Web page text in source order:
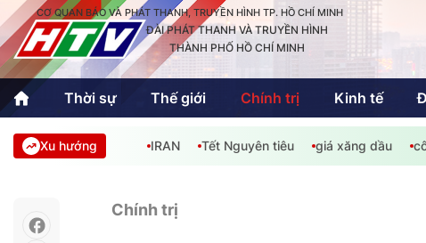
CƠ QUAN BÁO VÀ PHÁT THANH, TRUYỀN HÌNH TP. HỒ CHÍ MINH
ĐÀI PHÁT THANH VÀ TRUYỀN HÌNH
THÀNH PHỐ HỒ CHÍ MINH
Thời sự Thế giới Chính trị Kinh tế
Thời sự
Thể thao
Quốc tế
Văn hóa -
Xu hướng IRAN Tết Nguyên tiêu giá xăng dầu
Chính trị